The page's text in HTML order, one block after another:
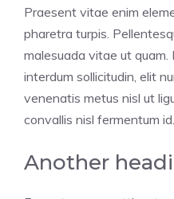
Praesent vitae enim
pharetra turpis.
malesuada vitae ut quam.
interdum sollicitudin, elit
venenatis metus nisl ut
convallis nisl fermentum id.
Another